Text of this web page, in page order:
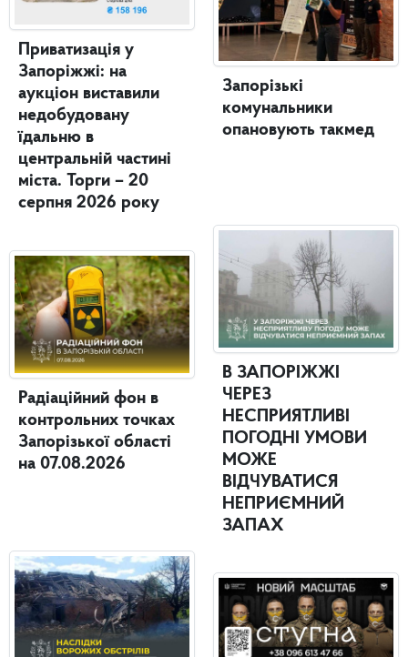
Приватизація у
Запоріжжі: на
аукціон виставили
недобудовану
їдальню в
центральній частині
міста. Торги – 20
серпня 2026 року
Радіаційний фон в
контрольних точках
Запорізької області
на 07.08.2026
Запорізькі
комунальники
опановують такмед
В ЗАПОРІЖЖІ
ЧЕРЕЗ
НЕСПРИЯТЛИВІ
ПОГОДНІ УМОВИ
МОЖЕ
ВІДЧУВАТИСЯ
НЕПРИЄМНИЙ
ЗАПАХ